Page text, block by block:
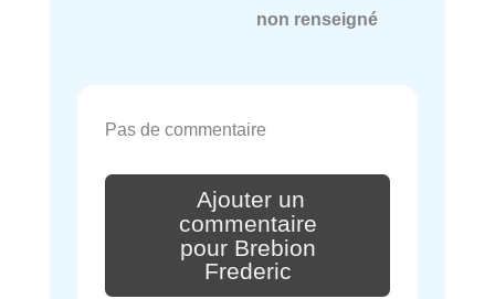
non renseigné
Pas de commentaire
Ajouter un
commentaire
pour Brebion
Frederic